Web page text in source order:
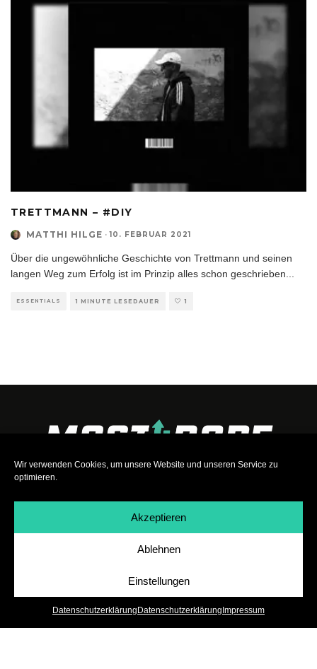
Wir verwenden Cookies, um unsere Website und unseren Service zu
optimieren.
Akzeptieren
Ablehnen
Einstellungen
Datenschutzerklärung Datenschutzerklärung Impressum
TRETTMANN – #DIY
MATTHI HILGE · 10. FEBRUAR 2021
Über die ungewöhnliche Geschichte von Trettmann und seinen
langen Weg zum Erfolg ist im Prinzip alles schon geschrieben...
ESSENTIALS 1 MINUTE LESEDAUER 1
Datenschutz|Teilnahmebedingungen